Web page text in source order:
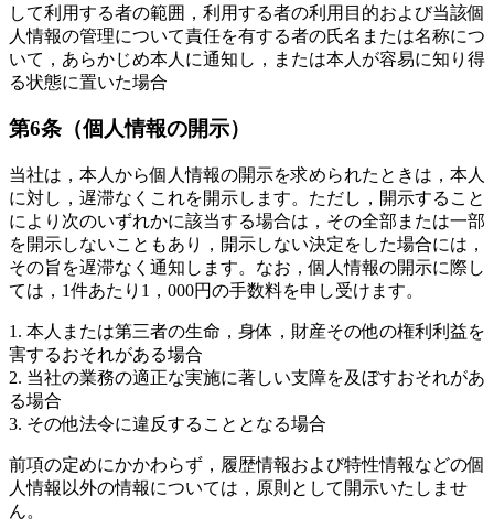
して利用する者の範囲，利用する者の利用目的および当該個
人情報の管理について責任を有する者の氏名または名称につ
いて，あらかじめ本人に通知し，または本人が容易に知り得
る状態に置いた場合
第6条（個人情報の開示）
当社は，本人から個人情報の開示を求められたときは，本人
に対し，遅滞なくこれを開示します。ただし，開示すること
により次のいずれかに該当する場合は，その全部または一部
を開示しないこともあり，開示しない決定をした場合には，
その旨を遅滞なく通知します。なお，個人情報の開示に際し
ては，1件あたり1，000円の手数料を申し受けます。
1. 本人または第三者の生命，身体，財産その他の権利利益を
害するおそれがある場合
2. 当社の業務の適正な実施に著しい支障を及ぼすおそれがあ
る場合
3. その他法令に違反することとなる場合
前項の定めにかかわらず，履歴情報および特性情報などの個
人情報以外の情報については，原則として開示いたしませ
ん。